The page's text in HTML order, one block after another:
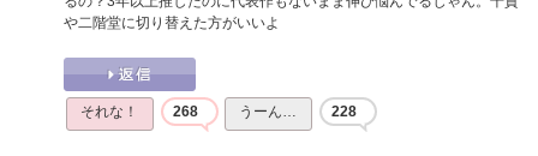
や二階堂に切り替えた方がいいよ
それな！ 268 うーん… 228